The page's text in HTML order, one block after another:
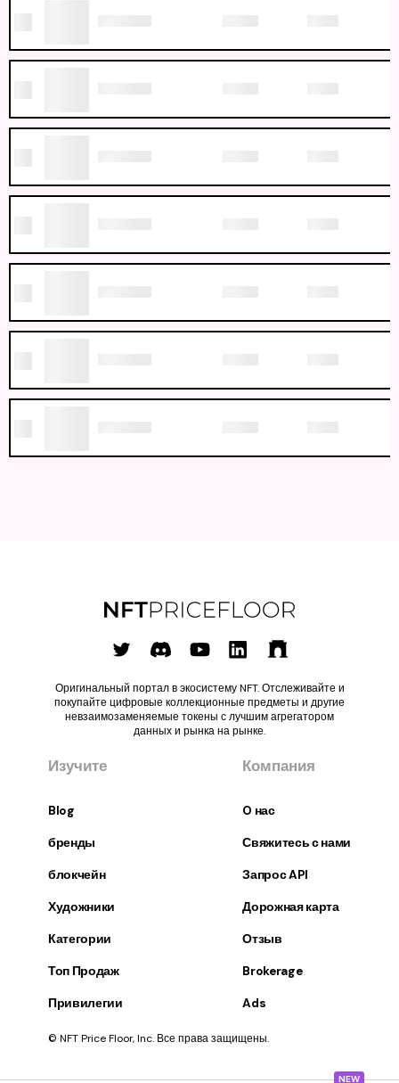
NEW
Оригинальный портал в экосистему NFT. Отслеживайте и
покупайте цифровые коллекционные предметы и другие
невзаимозаменяемые токены с лучшим агрегатором
данных и рынка на рынке.
Изучите
Blog
бренды
блокчейн
Художники
Категории
Топ Продаж
Привилегии
Компания
O нас
Свяжитесь с нами
Запрос API
Дорожная карта
Отзыв
Brokerage
Ads
© NFT Price Floor, Inc. Все права защищены.